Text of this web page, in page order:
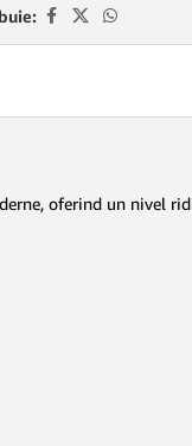
oferind un nivel